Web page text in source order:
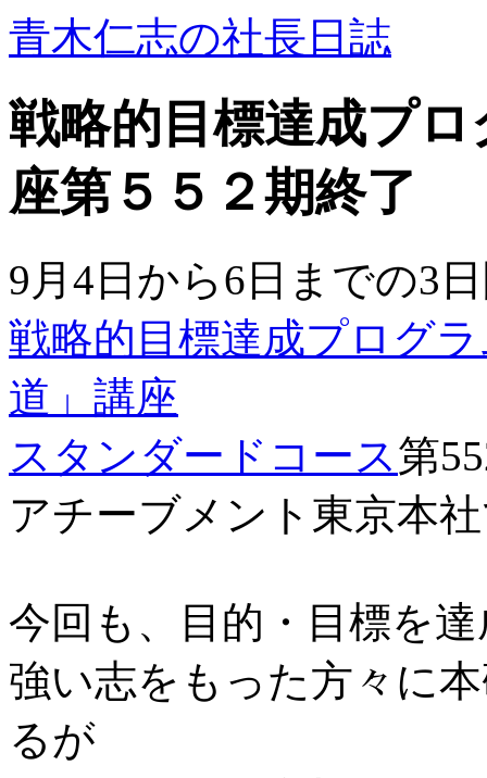
青木仁志の社長日誌
戦略的目標達成プ
座第５５２期終了
9月4日から6日までの3
戦略的目標達成プログ
道」講座
スタンダードコース第
アチーブメント東京本
今回も、目的・目標を
強い志をもった方々に
るが